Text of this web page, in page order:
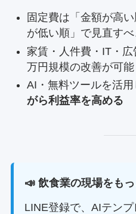
固定費は「金額が高
が低い順」で見直すべ
家賃・人件費・IT・
万円規模の改善が可能
AI・無料ツールを活用
がら利益率を高める
📣 飲食業の現場をもっ
LINE登録で、AIテン